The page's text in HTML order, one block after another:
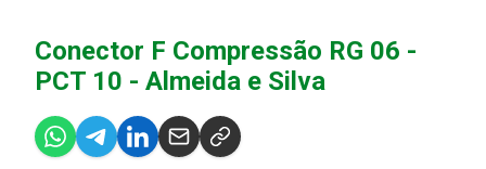
Conector F Compressão RG 06 -
PCT 10 - Almeida e Silva